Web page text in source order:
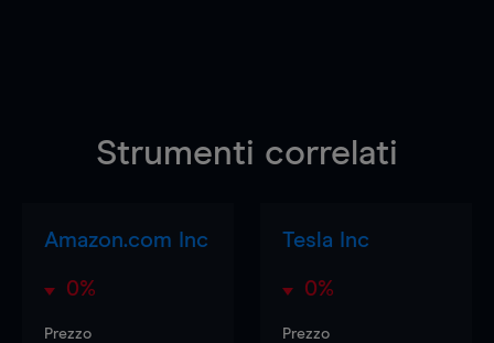
Strumenti correlati
Amazon.com Inc
0%
Prezzo
Tesla Inc
0%
Prezzo